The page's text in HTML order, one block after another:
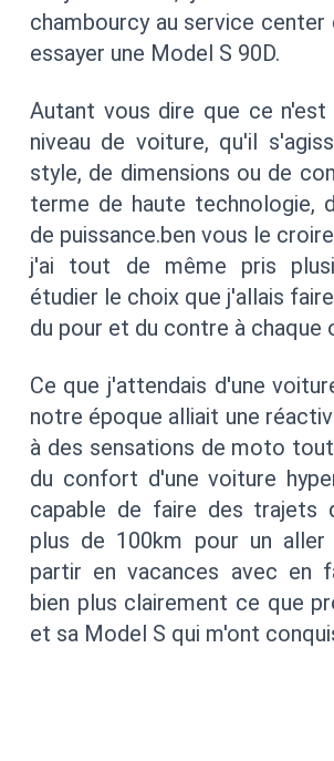
chambourcy au service center
essayer une Model S 90D.
Autant vous dire que ce n'est
niveau de voiture, qu'il
style, de dimensions ou de
terme de haute technologie,
de puissance.ben vous le
j'ai tout de même pris
étudier le choix que j'allais
du pour et du contre à chaque
Ce que j'attendais d'une
notre époque alliait une
à des sensations de moto
du confort d'une voiture
capable de faire des trajets
plus de 100km pour un
partir en vacances avec en
bien plus clairement ce que
et sa Model S qui m'ont